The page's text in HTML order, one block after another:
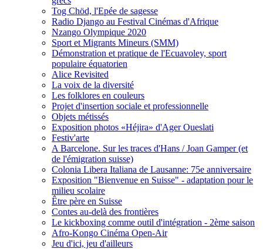
Tog Chöd, l'Epée de sagesse
Radio Django au Festival Cinémas d'Afrique
Nzango Olympique 2020
Sport et Migrants Mineurs (SMM)
Démonstration et pratique de l'Ecuavoley, sport
populaire équatorien
Alice Revisited
La voix de la diversité
Les folklores en couleurs
Projet d'insertion sociale et professionnelle
Objets métissés
Exposition photos «Héjira» d'Ager Oueslati
Festiv'arte
A Barcelone. Sur les traces d'Hans / Joan Gamper (et
de l'émigration suisse)
Colonia Libera Italiana de Lausanne: 75e anniversaire
Exposition "Bienvenue en Suisse" - adaptation pour le
milieu scolaire
Être père en Suisse
Contes au-delà des frontières
Le kickboxing comme outil d'intégration - 2ème saison
Afro-Kongo Cinéma Open-Air
Jeu d'ici, jeu d'ailleurs